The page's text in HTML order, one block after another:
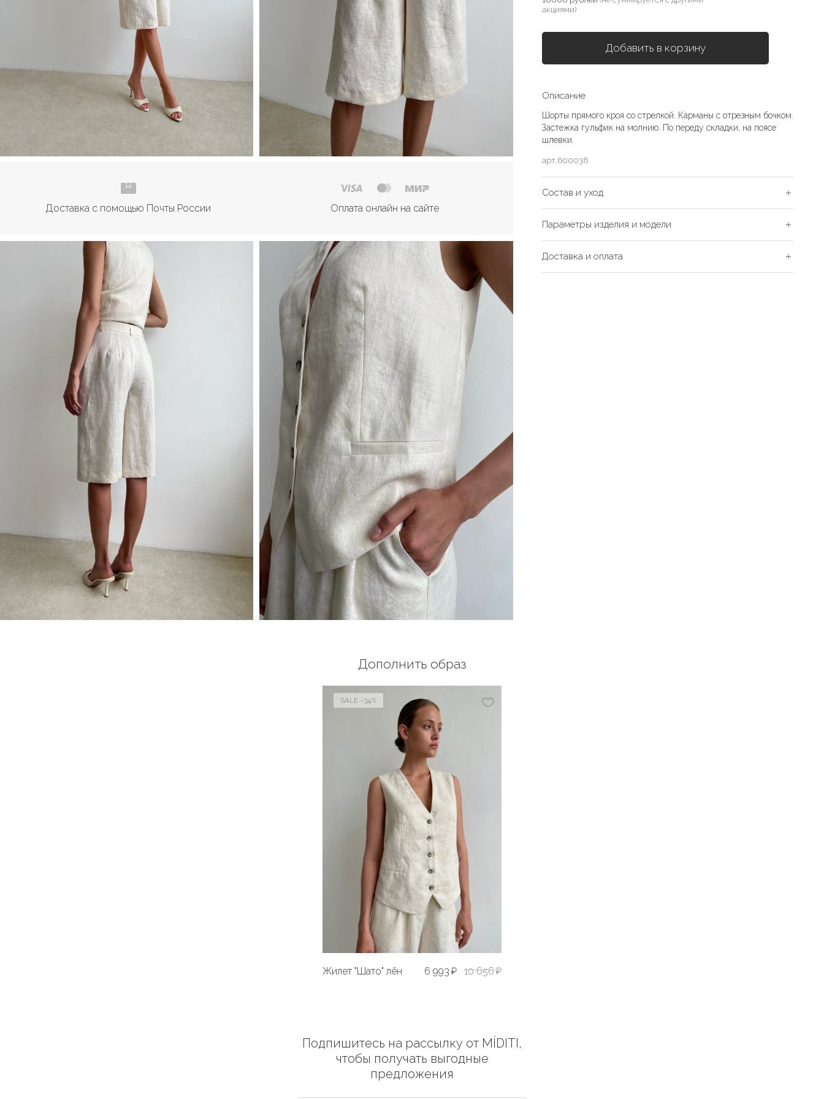
Доставка с помощью Почты России Оплата онлайн на сайте
акциями)
Добавить в корзину
Описание
Шорты прямого кроя со стрелкой. Карманы с отрезным бочком.
Застежка гульфик на молнию. По переду складки, на поясе
шлевки.
арт.600038
Состав и уход
Параметры изделия и модели
Доставка и оплата
Дополнить образ
SALE -34%
Жилет "Шато" лён 6 993 ₽ 10 656 ₽
Подпишитесь на рассылку от MÍDITI,
чтобы получать выгодные
предложения